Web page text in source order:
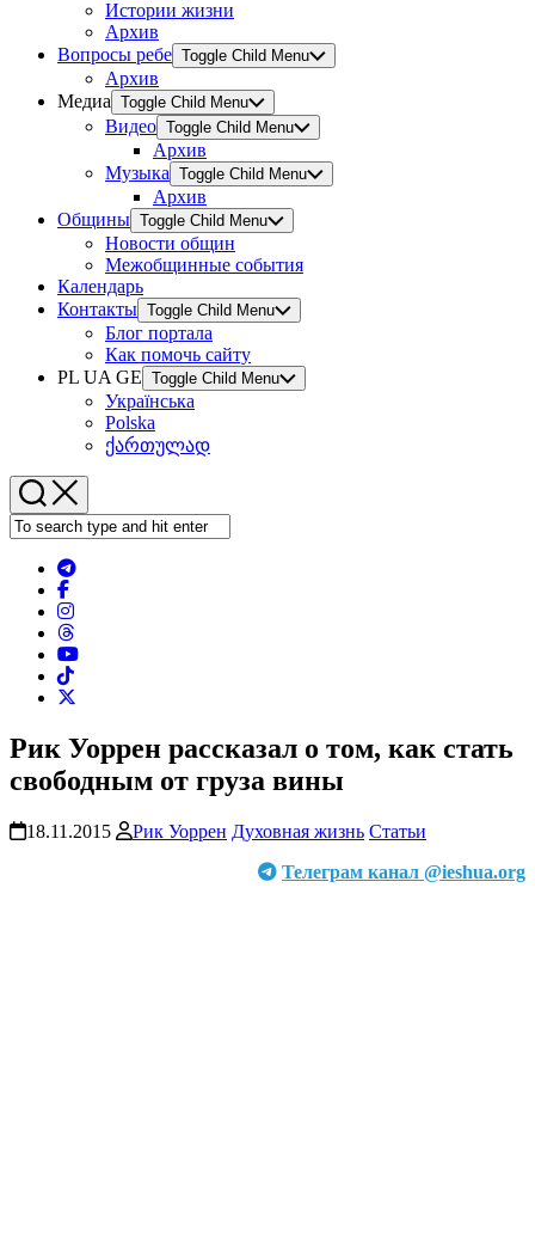
Истории жизни
Архив
Вопросы ребе Toggle Child Menu
Архив
Медиа Toggle Child Menu
Видео Toggle Child Menu
Архив
Музыка Toggle Child Menu
Архив
Общины Toggle Child Menu
Новости общин
Межобщинные события
Календарь
Контакты Toggle Child Menu
Блог портала
Как помочь сайту
PL UA GE Toggle Child Menu
Українська
Polska
ქართულად
Рик Уоррен рассказал о том, как стать
свободным от груза вины
18.11.2015 Рик Уоррен Духовная жизнь Статьи
Телеграм канал @ieshua.org